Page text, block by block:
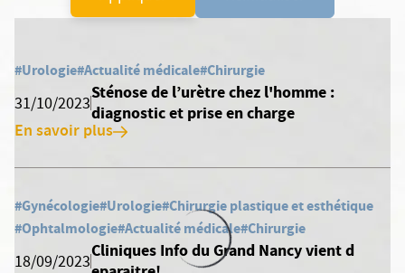
#Urologie#Actualité médicale#Chirurgie
31/10/2023
Sténose de l’urètre chez l'homme :
diagnostic et prise en charge
En savoir plus
#Gynécologie#Urologie#Chirurgie plastique et esthétique
#Ophtalmologie#Actualité médicale#Chirurgie
18/09/2023
Cliniques Info du Grand Nancy vient d